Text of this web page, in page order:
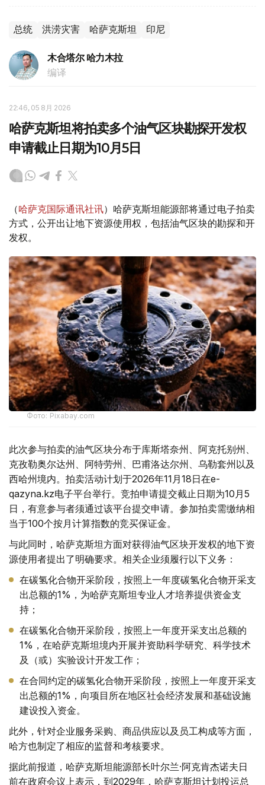
总统 洪涝灾害 哈萨克斯坦 印尼
木合塔尔 哈力木拉
编译
22:46, 05 8月 2026
哈萨克斯坦将拍卖多个油气区块勘探开发权
申请截止日期为10月5日
（哈萨克国际通讯社讯）哈萨克斯坦能源部将通过电子拍卖
方式，公开出让地下资源使用权，包括油气区块的勘探和开
发权。
Фото: Pixabay.com
此次参与拍卖的油气区块分布于库斯塔奈州、阿克托别州、
克孜勒奥尔达州、阿特劳州、巴甫洛达尔州、乌勒套州以及
西哈州境内。拍卖活动计划于2026年11月18日在e-
qazyna.kz电子平台举行。竞拍申请提交截止日期为10月5
日，有意参与者须通过该平台提交申请。参加拍卖需缴纳相
当于100个按月计算指数的竞买保证金。
与此同时，哈萨克斯坦方面对获得油气区块开发权的地下资
源使用者提出了明确要求。相关企业须履行以下义务：
在碳氢化合物开采阶段，按照上一年度碳氢化合物开采支
出总额的1%，为哈萨克斯坦专业人才培养提供资金支
持；
在碳氢化合物开采阶段，按照上一年度开采支出总额的
1%，在哈萨克斯坦境内开展并资助科学研究、科学技术
及（或）实验设计开发工作；
在合同约定的碳氢化合物开采阶段，按照上一年度开采支
出总额的1%，向项目所在地区社会经济发展和基础设施
建设投入资金。
此外，针对企业服务采购、商品供应以及员工构成等方面，
哈方也制定了相应的监督和考核要求。
据此前报道，哈萨克斯坦能源部长叶尔兰·阿克肯杰诺夫日
前在政府会议上表示，到2029年，哈萨克斯坦计划投运总